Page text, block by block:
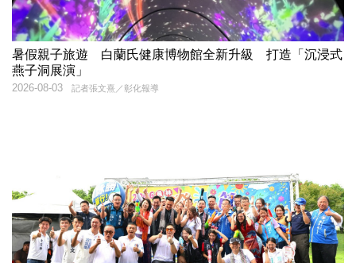
暑假親子旅遊 白蘭氏健康博物館全新升級 打造「沉浸式
燕子洞展演」
記者張文熹／彰化報導
2026-08-03